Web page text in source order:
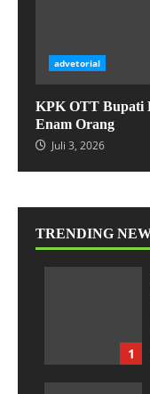
advetorial
KPK OTT Bupati
Enam Orang
Juli 3, 2026
TRENDING
1